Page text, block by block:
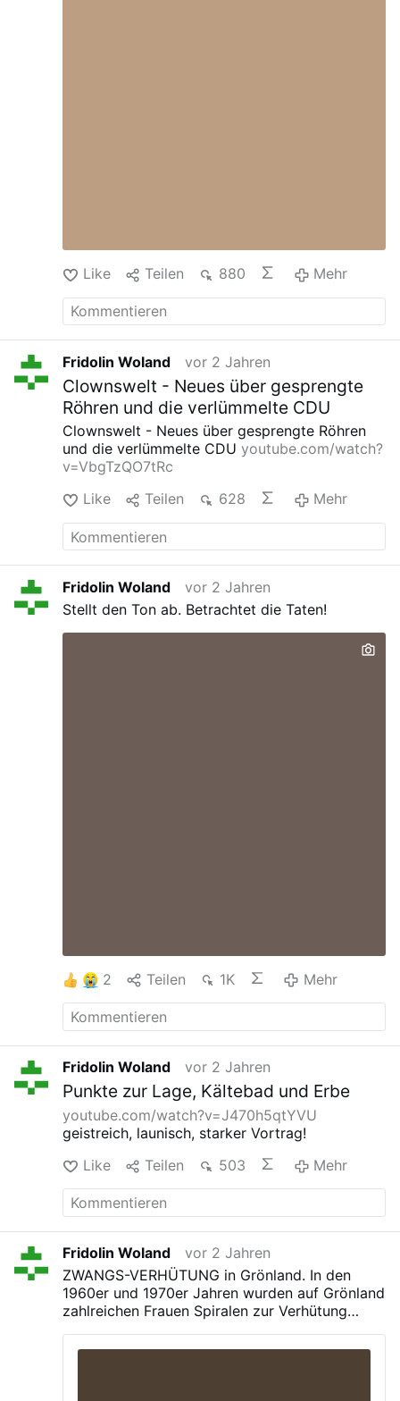
Like Teilen 880 Mehr
Fridolin Woland vor 2 Jahren
Clownswelt - Neues über gesprengte
Röhren und die verlümmelte CDU
Clownswelt - Neues über gesprengte Röhren
und die verlümmelte CDU youtube.com/watch?
v=VbgTzQO7tRc
Like
Teilen 628 Mehr
Fridolin Woland
vor 2 Jahren
Stellt den Ton ab. Betrachtet die Taten!
2 Teilen 1K Mehr
Fridolin Woland vor 2 Jahren
Punkte zur Lage, Kältebad und Erbe
youtube.com/watch?v=J470h5qtYVU
geistreich, launisch, starker Vortrag!
Like
Teilen 503 Mehr
Fridolin Woland
vor 2 Jahren
ZWANGS-VERHÜTUNG in Grönland. In den
1960er und 1970er Jahren wurden auf Grönland
zahlreichen Frauen Spiralen zur Verhütung